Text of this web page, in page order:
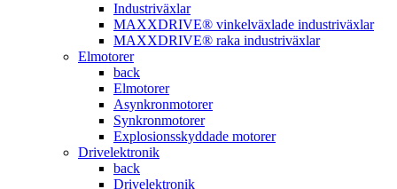
Industriväxlar
MAXXDRIVE® vinkelväxlade industriväxlar
MAXXDRIVE® raka industriväxlar
Elmotorer
back
Elmotorer
Asynkronmotorer
Synkronmotorer
Explosionsskyddade motorer
Drivelektronik
back
Drivelektronik